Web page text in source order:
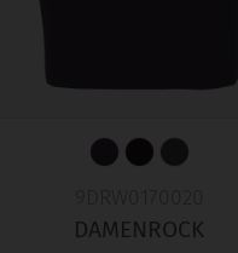
DAMENROCK